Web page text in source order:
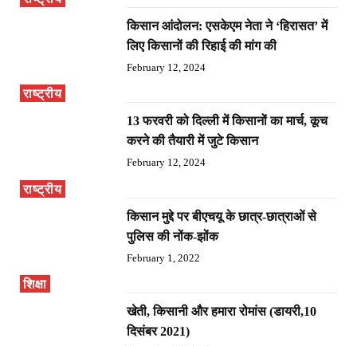
राष्ट्रीय
किसान आंदोलन: एसकेएम नेता ने ‘हिरासत’ में
लिए किसानों की रिहाई की मांग की
February 12, 2024
राष्ट्रीय
13 फरवरी को दिल्ली में किसानों का मार्च, कूच
करने की तैयारी में जुटे किसान
February 12, 2024
शिक्षा
किसान मुद्दे पर बीएचयू के छात्र-छात्राओं से
पुलिस की नोंक-झोंक
February 1, 2022
खेती, किसानी और हमारा रोमांस (डायरी,10
दिसंबर 2021)